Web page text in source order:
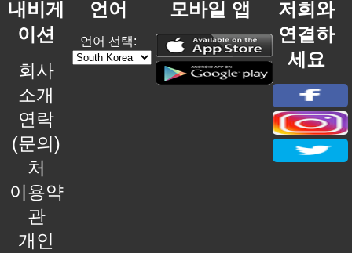
내비게
이션
회사
소개
연락
(문의)
처
이용약
관
개인
언어
언어 선택:
모바일 앱
저희와
연결하
세요